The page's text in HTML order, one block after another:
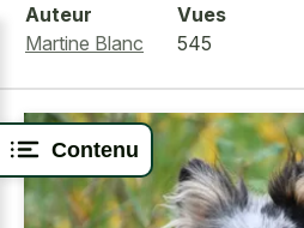
Contenu
Auteur
Martine Blanc
Vues
545